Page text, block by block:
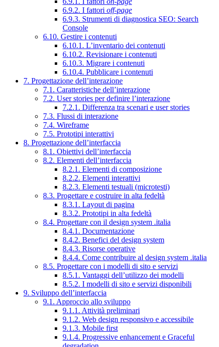
6.9.2. I fattori off-page
6.9.3. Strumenti di diagnostica SEO: Search
Console
6.10. Gestire i contenuti
6.10.1. L’inventario dei contenuti
6.10.2. Revisionare i contenuti
6.10.3. Migrare i contenuti
6.10.4. Pubblicare i contenuti
7. Progettazione dell’interazione
7.1. Caratteristiche dell’interazione
7.2. User stories per definire l’interazione
7.2.1. Differenza tra scenari e user stories
7.3. Flussi di interazione
7.4. Wireframe
7.5. Prototipi interattivi
8. Progettazione dell’interfaccia
8.1. Obiettivi dell’interfaccia
8.2. Elementi dell’interfaccia
8.2.1. Elementi di composizione
8.2.2. Elementi interattivi
8.2.3. Elementi testuali (microtesti)
8.3. Progettare e costruire in alta fedeltà
8.3.1. Layout di pagina
8.3.2. Prototipi in alta fedeltà
8.4. Progettare con il design system .italia
8.4.1. Documentazione
8.4.2. Benefici del design system
8.4.3. Risorse operative
8.4.4. Come contribuire al design system .italia
8.5. Progettare con i modelli di sito e servizi
8.5.1. Vantaggi dell’utilizzo dei modelli
8.5.2. I modelli di sito e servizi disponibili
9. Sviluppo dell’interfaccia
9.1. Approccio allo sviluppo
9.1.1. Attività preliminari
9.1.2. Web design responsivo e accessibile
9.1.3. Mobile first
9.1.4. Progressive enhancement e Graceful